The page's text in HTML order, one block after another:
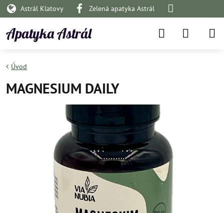
Astrál Klatovy Zelená apatyka Astrál
Apatyka Astrál
Úvod
MAGNESIUM DAILY